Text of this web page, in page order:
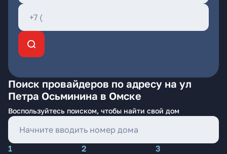
Поиск провайдеров по адресу на ул
Петра Осьминина в Омске
Воспользуйтесь поиском, чтобы найти свой дом
1 2
3